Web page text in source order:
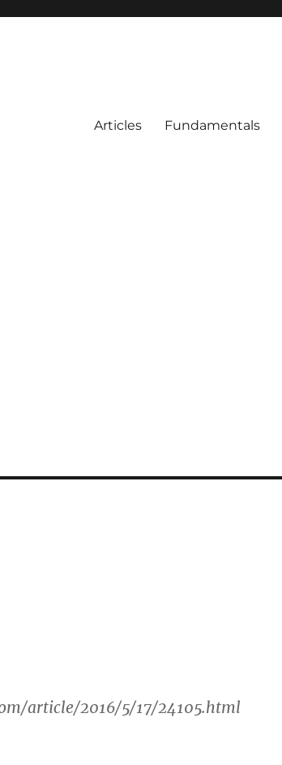
Articles Fundamentals
article/2016/5/17/24105.html